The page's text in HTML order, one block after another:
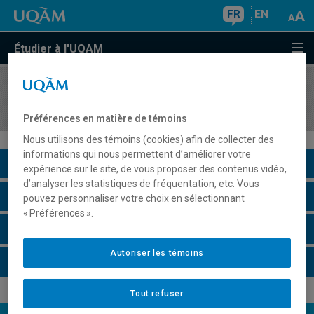
FR EN
Étudier à l'UQAM
COURS//
Description du cours
Horaire - Été 2026
Préférences en matière de témoins
Nous utilisons des témoins (cookies) afin de collecter des
informations qui nous permettent d’améliorer votre
expérience sur le site, de vous proposer des contenus vidéo,
d’analyser les statistiques de fréquentation, etc. Vous
pouvez personnaliser votre choix en sélectionnant
« Préférences ».
Tout refuser
Autoriser les témoins